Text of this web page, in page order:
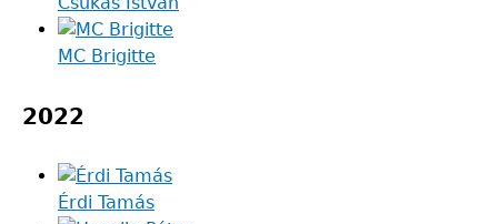
MC Brigitte
2022
Érdi Tamás